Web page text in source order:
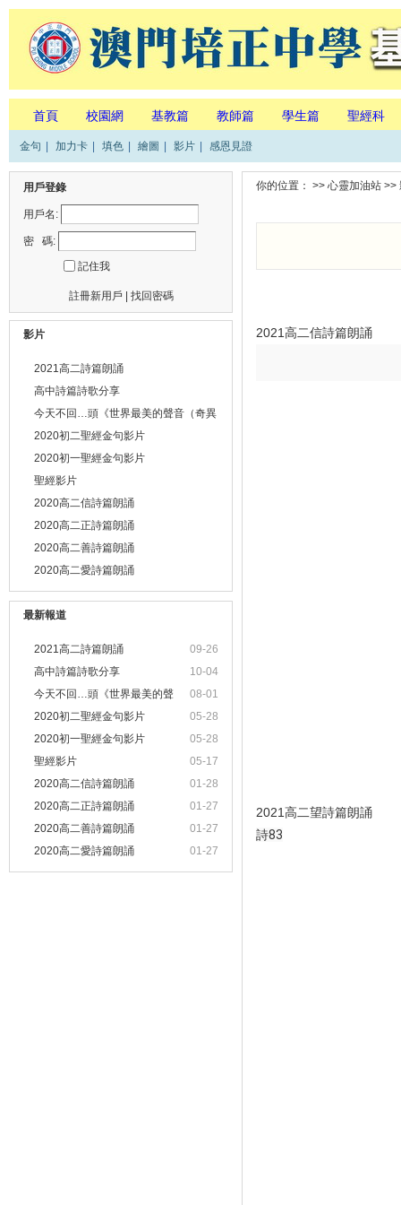
首頁 校園網 基教篇 教師篇 學生篇 聖經科
金句 加力卡 填色 繪圖 影片 感恩見證
用戶登錄
用戶名:
密 碼:
記住我
註冊新用戶 找回密碼
影片
2021高二詩篇朗誦
高中詩篇詩歌分享
今天不回…頭《世界最美的聲音（奇異
恩典）》心之旅程 詩歌靈修默想系列 |
同心圓
2020初二聖經金句影片
2020初一聖經金句影片
聖經影片
2020高二信詩篇朗誦
2020高二正詩篇朗誦
2020高二善詩篇朗誦
2020高二愛詩篇朗誦
最新報道
09-26
2021高二詩篇朗誦
10-04
高中詩篇詩歌分享
08-01
今天不回…頭《世界最美的聲
05-28
2020初二聖經金句影片
05-28
2020初一聖經金句影片
05-17
聖經影片
01-28
2020高二信詩篇朗誦
01-27
2020高二正詩篇朗誦
01-27
2020高二善詩篇朗誦
01-27
2020高二愛詩篇朗誦
你的位置： >> 心靈加油站 >>
2021高二信詩篇朗誦
2021高二望詩篇朗誦
詩83